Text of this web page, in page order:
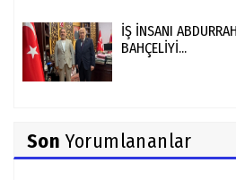
İŞ İNSANI
BAHÇELİYİ...
Son Yorumlananlar